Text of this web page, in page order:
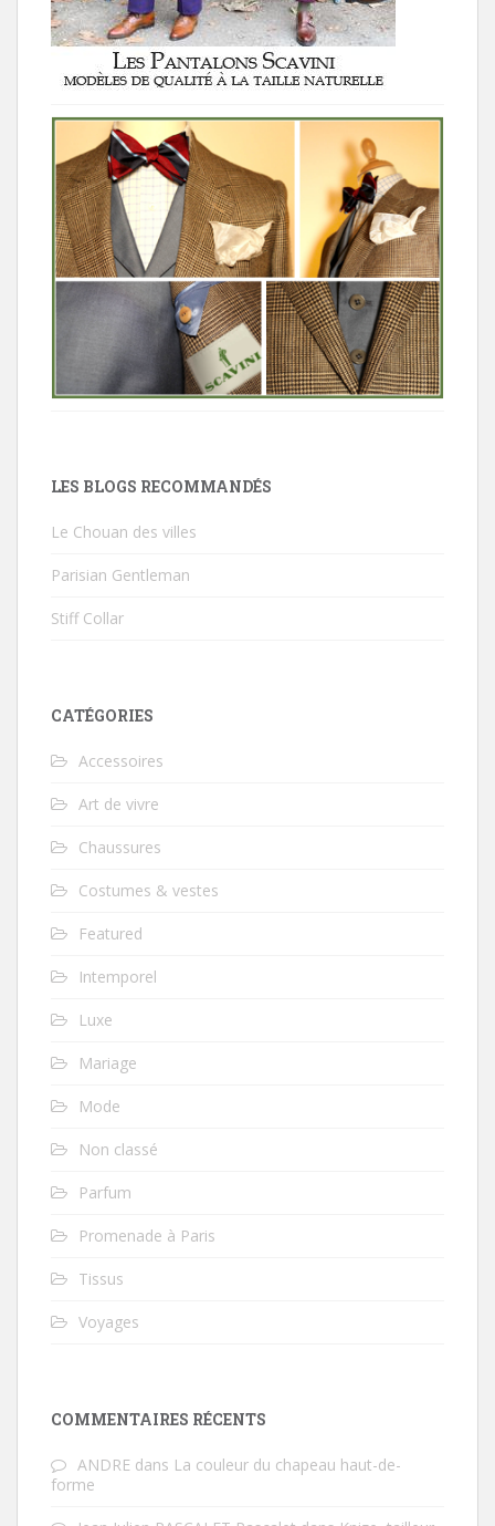
LES BLOGS RECOMMANDÉS
Le Chouan des villes
Parisian Gentleman
Stiff Collar
CATÉGORIES
Accessoires
Art de vivre
Chaussures
Costumes & vestes
Featured
Intemporel
Luxe
Mariage
Mode
Non classé
Parfum
Promenade à Paris
Tissus
Voyages
COMMENTAIRES RÉCENTS
ANDRE dans La couleur du chapeau haut-de-
forme